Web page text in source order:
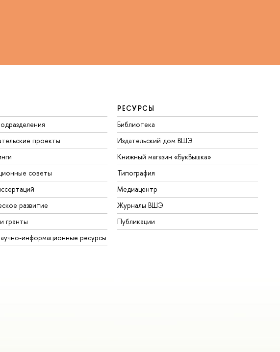
проекты
советы
развитие
гранты
информационные ресурсы
РЕСУРСЫ
Библиотека
Издательский дом ВШЭ
Книжный магазин «БукВышка»
Типография
Медиацентр
Журналы ВШЭ
Публикации